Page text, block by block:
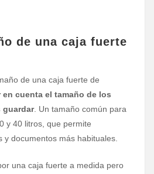
de una caja fuerte
de una caja fuerte de
en cuenta el tamaño de los
guardar. Un tamaño común para
y 40 litros, que permite
y documentos más habituales.
una caja fuerte a medida pero